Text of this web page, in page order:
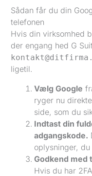
Sådan får du din
telefonen
Hvis din virksomhed
der engang hed G
ligetil.
Vælg Google
ryger nu
side, som du
Indtast din
adgangskode.
oplysninger,
Godkend med
Hvis du har